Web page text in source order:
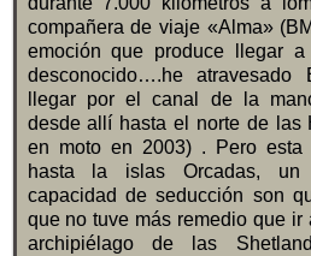
compañera de viaje «Alma»
emoción que produce llegar
desconocido….he atravesado
llegar por el canal de la
desde allí hasta el norte de las
en moto en 2003) . Pero
hasta la islas Orcadas, un
capacidad de seducción son
que no tuve más remedio que ir
archipiélago de las